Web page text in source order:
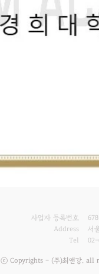
사업자 등록번호
Address
Tel
서
02-
ⓒ Copyrights - (주)최앤강. all